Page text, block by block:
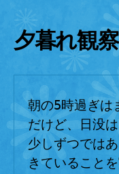
嬉
し
の
夕暮れ観察
朝の5時過ぎは
だけど、日没
少しずつでは
きていること